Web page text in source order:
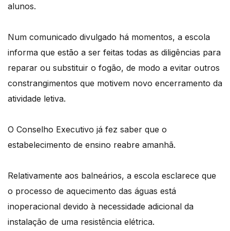
alunos.
Num comunicado divulgado há momentos, a escola
informa que estão a ser feitas todas as diligências para
reparar ou substituir o fogão, de modo a evitar outros
constrangimentos que motivem novo encerramento da
atividade letiva.
O Conselho Executivo já fez saber que o
estabelecimento de ensino reabre amanhã.
Relativamente aos balneários, a escola esclarece que
o processo de aquecimento das águas está
inoperacional devido à necessidade adicional da
instalação de uma resistência elétrica.